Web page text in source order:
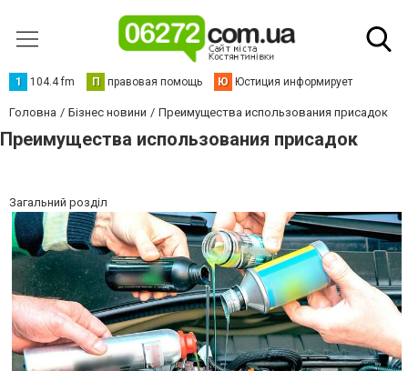
1 104.4 fm П правовая помощь Ю Юстиция информирует
Головна Бізнес новини Преимущества использования присадок
Преимущества использования присадок
Загальний розділ